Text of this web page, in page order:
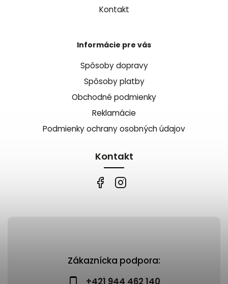
Zákaznícka podpora:
Kontakt
Informácie pre vás
Spôsoby dopravy
Spôsoby platby
Obchodné podmienky
Reklamácie
Podmienky ochrany osobných údajov
Kontakt